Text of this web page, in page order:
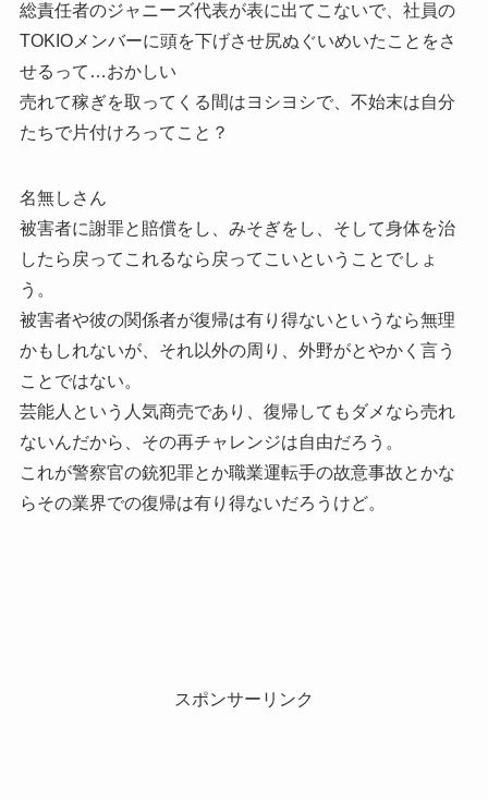
総責任者のジャニーズ代表が表に出てこないで、社員の
TOKIOメンバーに頭を下げさせ尻ぬぐいめいたことをさ
せるって…おかしい
売れて稼ぎを取ってくる間はヨシヨシで、不始末は自分
たちで片付けろってこと？
名無しさん
被害者に謝罪と賠償をし、みそぎをし、そして身体を治
したら戻ってこれるなら戻ってこいということでしょ
う。
被害者や彼の関係者が復帰は有り得ないというなら無理
かもしれないが、それ以外の周り、外野がとやかく言う
ことではない。
芸能人という人気商売であり、復帰してもダメなら売れ
ないんだから、その再チャレンジは自由だろう。
これが警察官の銃犯罪とか職業運転手の故意事故とかな
らその業界での復帰は有り得ないだろうけど。
スポンサーリンク